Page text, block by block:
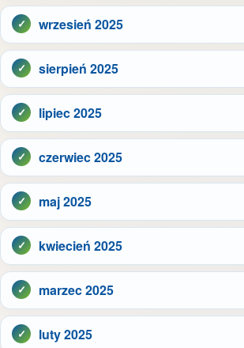
wrzesień 2025
sierpień 2025
lipiec 2025
czerwiec 2025
maj 2025
kwiecień 2025
marzec 2025
luty 2025